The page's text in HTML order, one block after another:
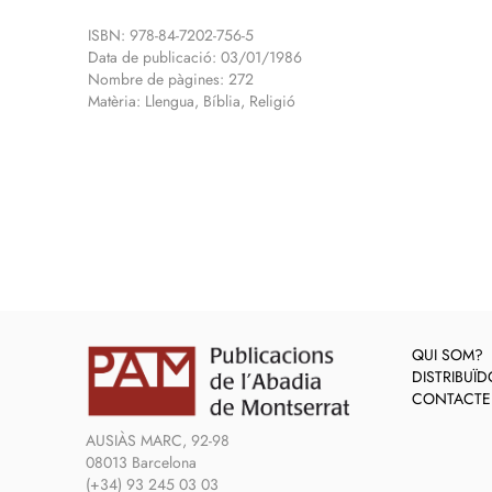
ISBN: 978-84-7202-756-5
Data de publicació: 03/01/1986
Nombre de pàgines: 272
Matèria: Llengua, Bíblia, Religió
AUSIÀS MARC, 92-98
08013 Barcelona
(+34) 93 245 03 03
QUI SOM?
CONTACTE